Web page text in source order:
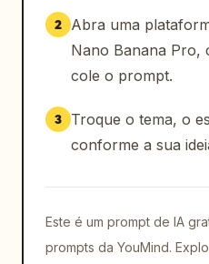
2
Abra uma
Nano Banana Pro,
cole o prompt.
3
Troque o tema, o
conforme a sua
Este é um prompt de IA
prompts da YouMind.